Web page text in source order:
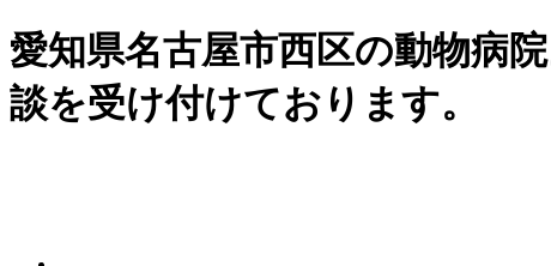
愛知県名古屋市西区の動物病
談を受け付けております。